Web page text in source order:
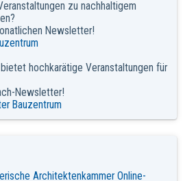
zu nachhaltigem
Newsletter!
hochkarätige Veranstaltungen für
Newsletter!
Bauzentrum
Architektenkammer Online-